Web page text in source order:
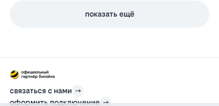
показать ещё
связаться с нами
оформить подключение